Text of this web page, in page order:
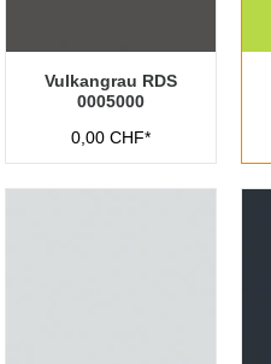
Vulkangrau RDS
0005000
0,00 CHF*